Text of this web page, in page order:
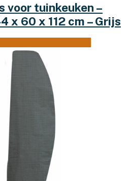
voor tuinkeuken –
x 60 x 112 cm – Grijs